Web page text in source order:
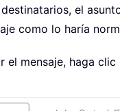
el
como lo haría
el mensaje, haga